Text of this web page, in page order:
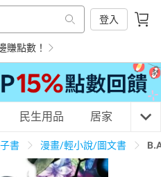
登入
賺點數！
民生用品 居家 3C
書 漫畫/輕小說/圖文書